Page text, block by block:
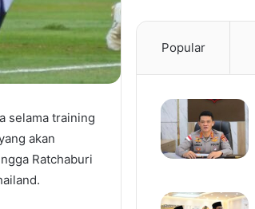
selama training
akan
Ratchaburi
Popular